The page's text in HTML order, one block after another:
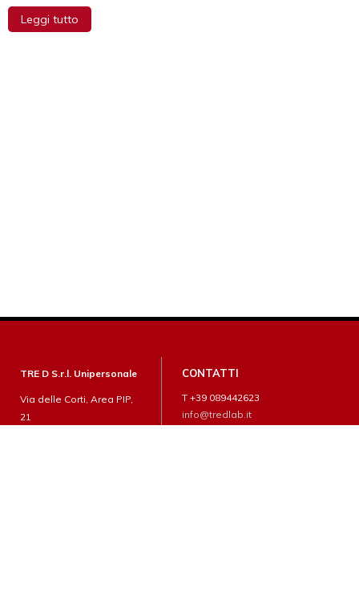
Leggi tutto
TRE D S.r.l. Unipersonale
Via delle Corti, Area PIP,
21
CONTATTI
T +39 089442623
info@tredlab.it